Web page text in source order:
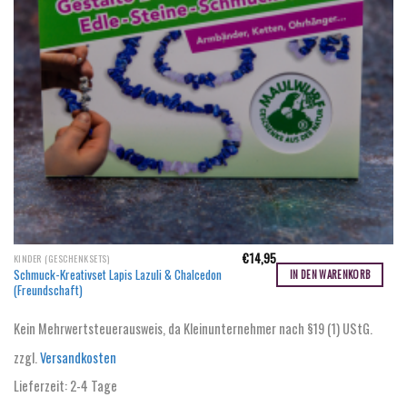
KINDER (GESCHENKSETS)
Schmuck-Kreativset Lapis Lazuli & Chalcedon
(Freundschaft)
€14,95
IN DEN WARENKORB
Kein Mehrwertsteuerausweis, da Kleinunternehmer nach §19 (1) UStG.
zzgl.Versandkosten
Lieferzeit:2-4 Tage